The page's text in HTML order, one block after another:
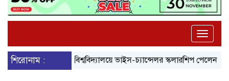
Toggle
শিরোনাম :ব্রুনেল বিশ্ববিদ্যালয়ে ভাইস-চ্যান্সেলর স্কলারশিপ পেলেন নজরুল